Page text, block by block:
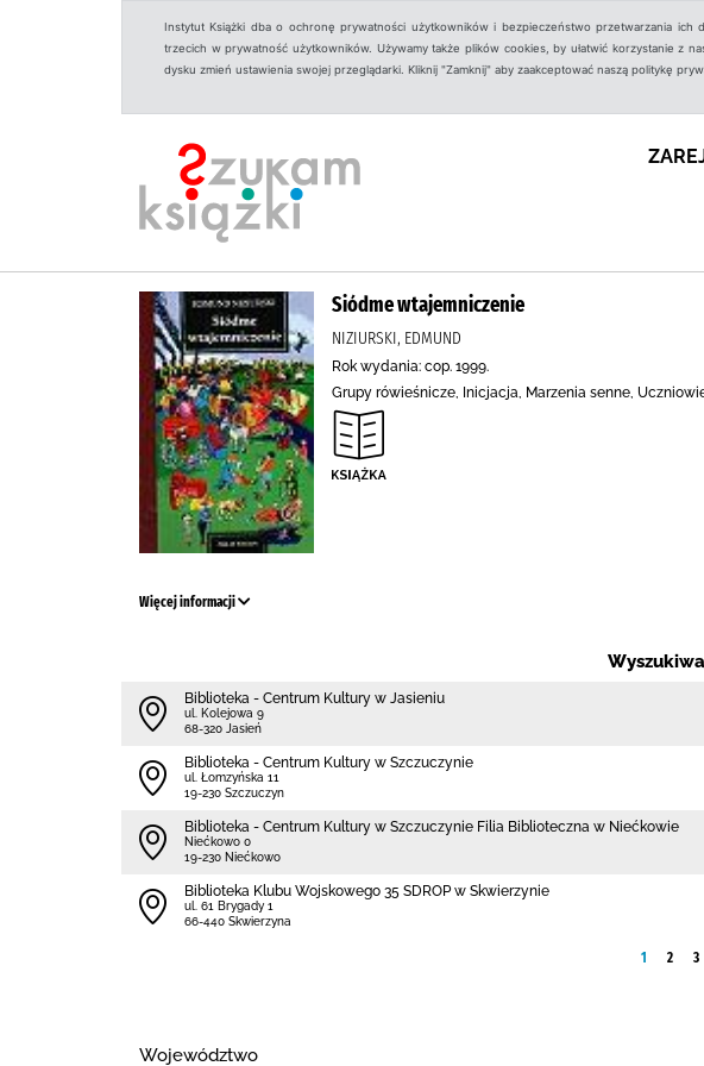
Instytut Książki dba o ochronę prywatności użytkowników i bezpieczeństwo przetwarzania
trzecich w prywatność użytkowników. Używamy także plików cookies, by ułatwić korzystanie z
dysku zmień ustawienia swojej przeglądarki. Kliknij "Zamknij" aby zaakceptować naszą politykę
Siódme wtajemniczenie
NIZIURSKI, EDMUND
Rok wydania: cop. 1999.
Grupy rówieśnicze, Inicjacja, Marzenia senne,
Więcej informacji
Biblioteka - Centrum Kultury w Jasieniu
ul. Kolejowa 9
68-320 Jasień
Biblioteka - Centrum Kultury w Szczuczynie
ul. Łomzyńska 11
19-230 Szczuczyn
Biblioteka - Centrum Kultury w Szczuczynie Filia Biblioteczna w Niećkowie
Niećkowo 0
19-230 Niećkowo
Biblioteka Klubu Wojskowego 35 SDROP w Skwierzynie
ul. 61 Brygady 1
66-440 Skwierzyna
1 2 3
Województwo